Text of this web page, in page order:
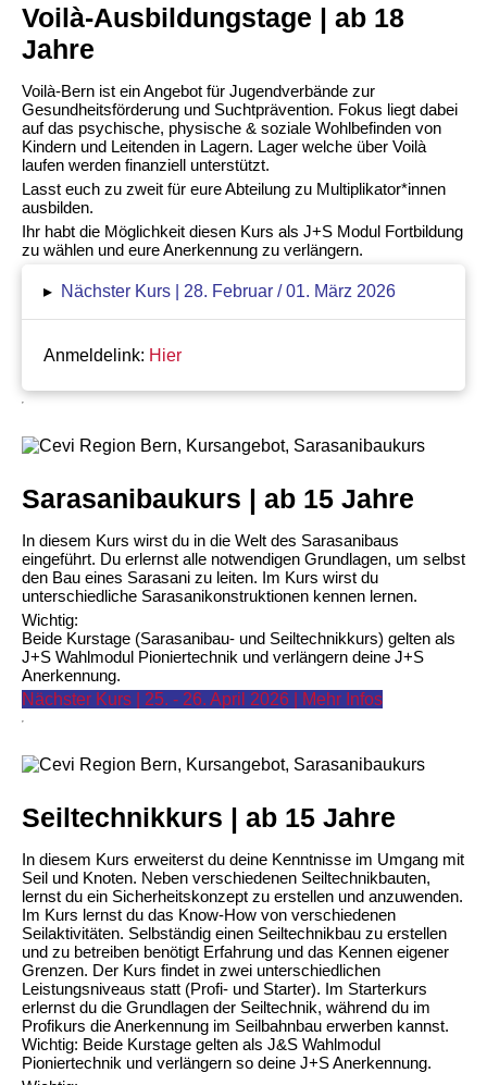
Voilà-Ausbildungstage | ab 18
Jahre
Voilà-Bern ist ein Angebot für Jugendverbände zur
Gesundheitsförderung und Suchtprävention. Fokus liegt dabei
auf das psychische, physische & soziale Wohlbefinden von
Kindern und Leitenden in Lagern. Lager welche über Voilà
laufen werden finanziell unterstützt.
Lasst euch zu zweit für eure Abteilung zu Multiplikator*innen
ausbilden.
Ihr habt die Möglichkeit diesen Kurs als J+S Modul Fortbildung
zu wählen und eure Anerkennung zu verlängern.
▸ Nächster Kurs | 28. Februar / 01. März 2026
Anmeldelink: Hier
Sarasanibaukurs | ab 15 Jahre
In diesem Kurs wirst du in die Welt des Sarasanibaus
eingeführt. Du erlernst alle notwendigen Grundlagen, um selbst
den Bau eines Sarasani zu leiten. Im Kurs wirst du
unterschiedliche Sarasanikonstruktionen kennen lernen.
Wichtig:
Beide Kurstage (Sarasanibau- und Seiltechnikkurs) gelten als
J+S Wahlmodul Pioniertechnik und verlängern deine J+S
Anerkennung.
Nächster Kurs | 25. - 26. April 2026 | Mehr Infos
Seiltechnikkurs | ab 15 Jahre
In diesem Kurs erweiterst du deine Kenntnisse im Umgang mit
Seil und Knoten. Neben verschiedenen Seiltechnikbauten,
lernst du ein Sicherheitskonzept zu erstellen und anzuwenden.
Im Kurs lernst du das Know-How von verschiedenen
Seilaktivitäten. Selbständig einen Seiltechnikbau zu erstellen
und zu betreiben benötigt Erfahrung und das Kennen eigener
Grenzen. Der Kurs findet in zwei unterschiedlichen
Leistungsniveaus statt (Profi- und Starter). Im Starterkurs
erlernst du die Grundlagen der Seiltechnik, während du im
Profikurs die Anerkennung im Seilbahnbau erwerben kannst.
Wichtig: Beide Kurstage gelten als J&S Wahlmodul
Pioniertechnik und verlängern so deine J+S Anerkennung.